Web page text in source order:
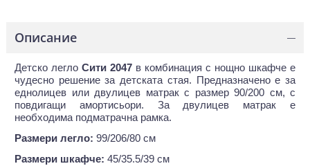
Описание —
Детско легло Сити 2047 в комбинация с нощно шкафче е
чудесно решение за детската стая. Предназначено е за
еднолицев или двулицев матрак с размер 90/200 см, с
повдигащи амортисьори. За двулицев матрак е
необходима подматрачна рамка.
Размери легло: 99/206/80 см
Размери шкафче: 45/35.5/39 см